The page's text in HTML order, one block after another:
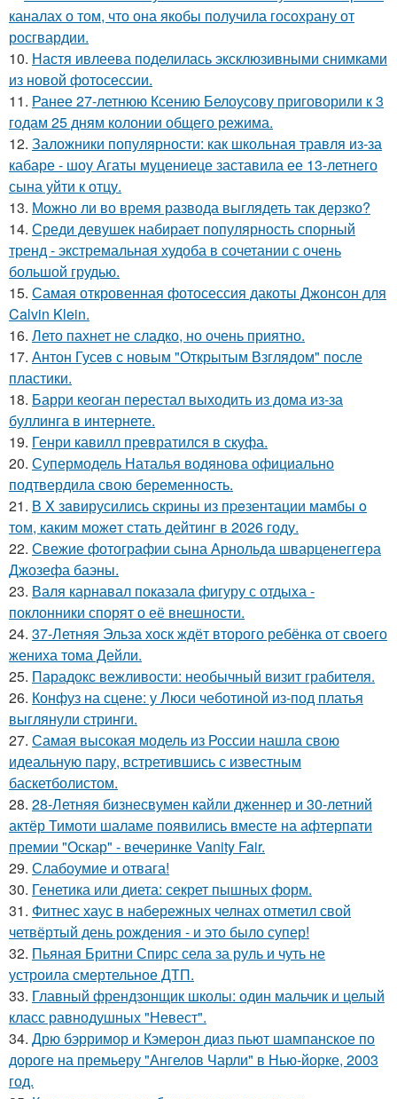
каналах о том, что она якобы получила госохрану от
росгвардии.
10. Настя ивлеева поделилась эксклюзивными снимками
из новой фотосессии.
11. Ранее 27-летнюю Ксению Белоусову приговорили к 3
годам 25 дням колонии общего режима.
12. Заложники популярности: как школьная травля из-за
кабаре - шоу Агаты муцениеце заставила ее 13-летнего
сына уйти к отцу.
13. Можно ли во время развода выглядеть так дерзко?
14. Среди девушек набирает популярность спорный
тренд - экстремальная худоба в сочетании с очень
большой грудью.
15. Самая откровенная фотосессия дакоты Джонсон для
Calvin Klein.
16. Лето пахнет не сладко, но очень приятно.
17. Антон Гусев с новым "Открытым Взглядом" после
пластики.
18. Барри кеоган перестал выходить из дома из-за
буллинга в интернете.
19. Генри кавилл превратился в скуфа.
20. Супермодель Наталья водянова официально
подтвердила свою беременность.
21. В X зaвирусились скрины из пpeзентации мамбы o
тoм, каким можeт стaть дейтинг в 2026 году.
22. Свежие фотографии сына Арнольда шварценеггера
Джозефа баэны.
23. Валя карнавал показала фигуру с отдыха -
поклонники спорят о её внешности.
24. 37-Летняя Эльза хоск ждёт второго ребёнка от своего
жениха тома Дейли.
25. Парадокс вежливости: необычный визит грабителя.
26. Конфуз на сцене: у Люси чеботиной из-под платья
выглянули стринги.
27. Самая высокая модель из России нашла свою
идеальную пару, встретившись с известным
баскетболистом.
28. 28-Летняя бизнесвумен кайли дженнер и 30-летний
актёр Тимоти шаламе появились вместе на афтерпати
премии "Оскар" - вечеринке Vanity Fair.
29. Слабоумие и отвага!
30. Генетика или диета: секрет пышных форм.
31. Фитнес хаус в набережных челнах отметил свой
четвёртый день рождения - и это было супер!
32. Пьяная Бритни Спирс села за руль и чуть не
устроила смертельное ДТП.
33. Главный френдзонщик школы: один мальчик и целый
класс равнодушных "Невест".
34. Дрю бэрримор и Кэмерон диаз пьют шампанское по
дороге на премьеру "Ангелов Чарли" в Нью-йорке, 2003
год.